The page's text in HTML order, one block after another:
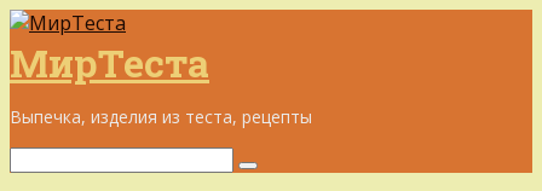
Перейти
к
контенту
МирТеста
Выпечка, изделия из теста, рецепты
Поиск: